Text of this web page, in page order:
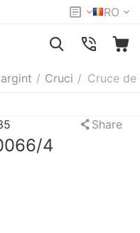
RO
/ Cruci / Cruce
Share
4